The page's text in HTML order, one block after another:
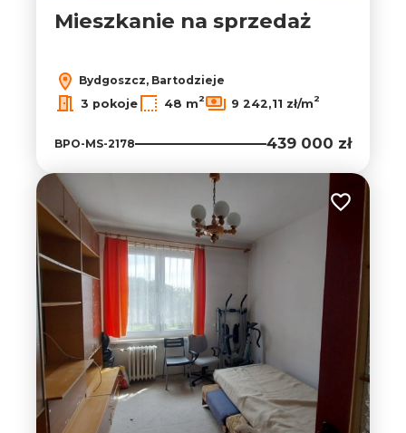
Mieszkanie na sprzedaż
Bydgoszcz, Bartodzieje
3 pokoje
48 m2 9 242,11 zł/m2
BPO-MS-2178 439 000 zł
Dodaj do